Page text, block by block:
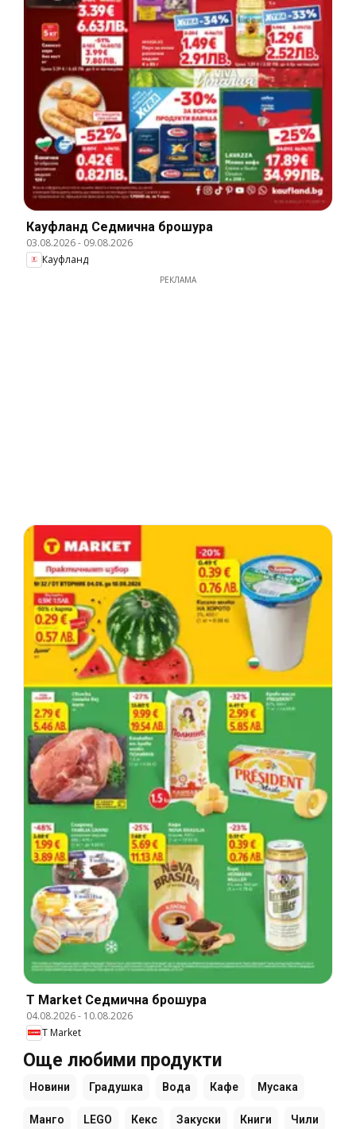
Кауфланд Cедмична брошура
03.08.2026- 09.08.2026
Кауфланд
РЕКЛАМА
T Market Cедмична брошура
04.08.2026- 10.08.2026
T Market
Още любими продукти
Новини Градушка Вода Кафе Мусака
Манго LEGO Кекс Закуски Книги Чили